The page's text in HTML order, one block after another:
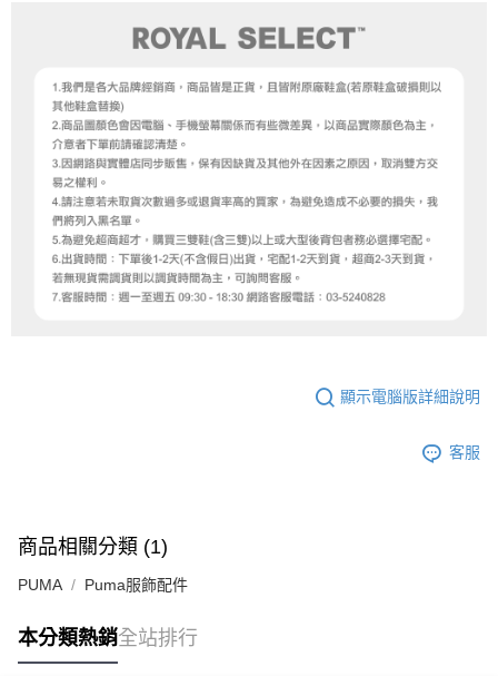
顯示電腦版詳細說明
客服
商品相關分類 (1)
PUMA Puma服飾配件
本分類熱銷全站排行